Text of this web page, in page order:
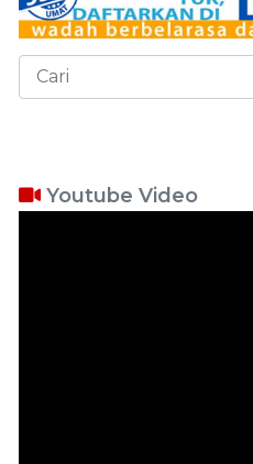
Youtube Video